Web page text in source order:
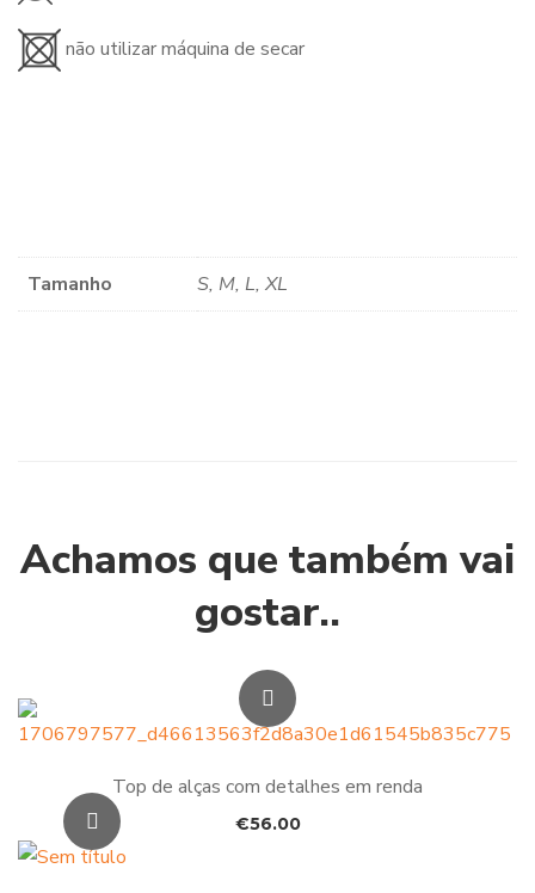
não utilizar máquina de secar
Tamanho S, M, L, XL
Achamos que também vai
gostar..
Top de alças com detalhes em renda
€56.00